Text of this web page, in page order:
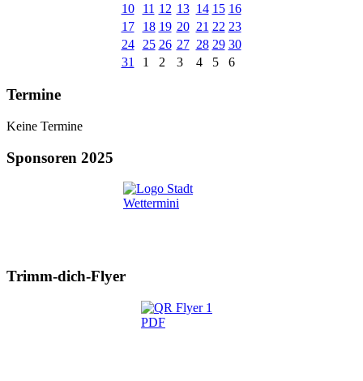
10
11 12 13 14 15 16
17
18 19 20 21 22 23
24
25 26 27 28 29 30
31
1 2 3 4 5 6
Termine
Keine Termine
Sponsoren 2025
Trimm-dich-Flyer